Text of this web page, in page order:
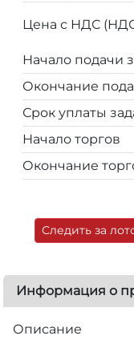
Цена с НДС (НДС
Начало подачи
Окончание
Срок уплаты
Начало торгов
Окончание
Следить за
Информация о
Описание